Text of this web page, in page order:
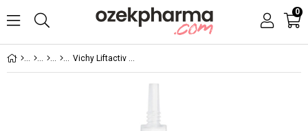
0
Vichy Liftactiv Kırışıklık Karşıtı Dolgunlaştırıcı Serum 30 ml